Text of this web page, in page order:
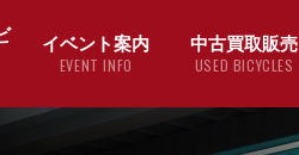
イベント案内
EVENT INFO
中古買取販売
USED BICYCLES